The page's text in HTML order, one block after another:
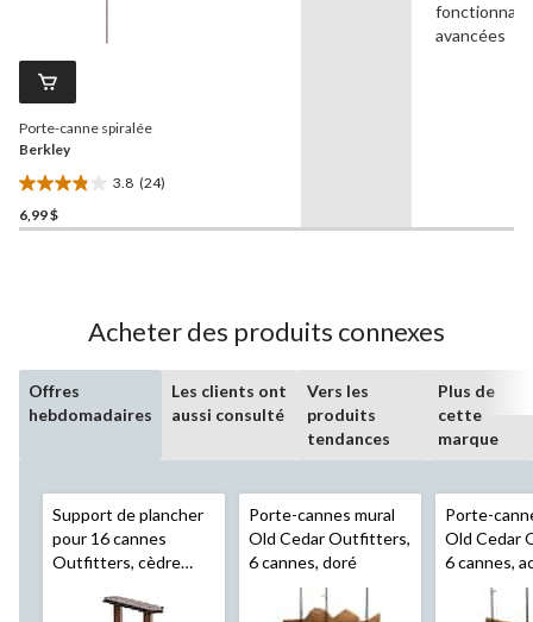
Porte-canne spiralée
Berkley
3.8 (24)
3.8
étoile(s)
6,99 $
avancées
Acheter des produits connexes
Offres
hebdomadaires
Les clients ont
aussi consulté
Vers les
produits
tendances
Plus de
cette
marque
Support de plancher
pour 16 cannes
Outfitters, cèdre
Porte-cannes mural
Old Cedar Outfitters,
6 cannes, doré
Porte-
Old Cedar
6 cannes,